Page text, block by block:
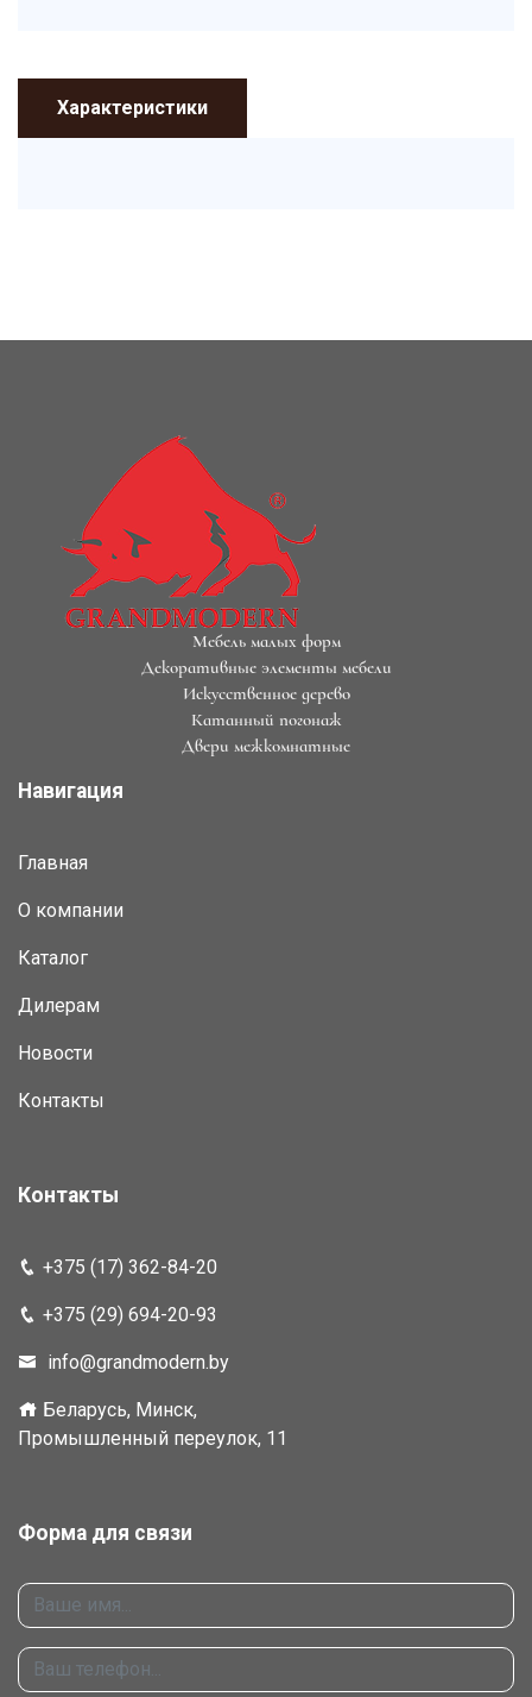
Характеристики
Мебель малых форм
Декоративные элементы мебели
Искусственное дерево
Катанный погонаж
Двери межкомнатные
Навигация
Главная
О компании
Каталог
Дилерам
Новости
Контакты
Контакты
+375 (17) 362-84-20
+375 (29) 694-20-93
info@grandmodern.by
Беларусь, Минск,
Промышленный переулок, 11
Форма для связи